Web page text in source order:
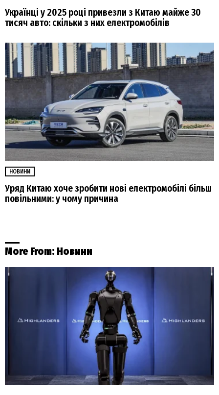
Українці у 2025 році привезли з Китаю майже 30
тисяч авто: скільки з них електромобілів
НОВИНИ
Уряд Китаю хоче зробити нові електромобілі більш
повільними: у чому причина
More From: Новини